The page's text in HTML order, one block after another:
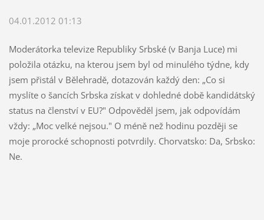
04.01.2012 01:13
Moderátorka televize Republiky Srbské (v Banja Luce) mi
položila otázku, na kterou jsem byl od minulého týdne, kdy
jsem přistál v Bělehradě, dotazován každý den: „Co si
myslíte o šancích Srbska získat v dohledné době kandidátský
status na členství v EU?" Odpověděl jsem, jak odpovídám
vždy: „Moc velké nejsou." O méně než hodinu později se
moje prorocké schopnosti potvrdily. Chorvatsko: Da, Srbsko:
Ne.